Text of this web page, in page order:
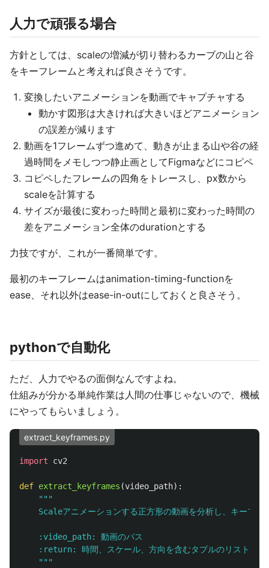
人力で頑張る場合
方針としては、scaleの増減が切り替わるカーブの山と谷
をキーフレームと考えれば良さそうです。
変換したいアニメーションを動画でキャプチャする
動かす図形は大きければ大きいほどアニメーション
の誤差が減ります
動画を1フレームずつ進めて、動きが止まる山や谷の経
過時間をメモしつつ静止画としてFigmaなどにコピペ
コピペしたフレームの四角をトレースし、px数から
scaleを計算する
サイズが最後に変わった時間と最初に変わった時間の
差をアニメーション全体のdurationとする
力技ですが、これが一番簡単です。
最初のキーフレームはanimation-timing-functionを
ease、それ以外はease-in-outにしておくと良さそう。
pythonで自動化
ただ、人力でやるの面倒なんですよね。
仕組みが分かる単純作業は人間の仕事じゃないので、機械
にやってもらいましょう。
extract_keyframes.py
import cv2
def extract_keyframes (video_path):
"""
Scaleアニメーションする正方形の動画を分析し、キーフレ
    :video_path: 動画のパス
    :return: 時間、スケール、方向を含むタプルのリスト
"""